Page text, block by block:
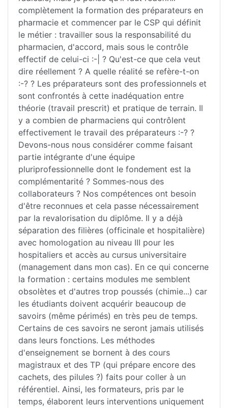
complètement la formation des préparateurs en
pharmacie et commencer par le CSP qui définit
le métier : travailler sous la responsabilité du
pharmacien, d'accord, mais sous le contrôle
effectif de celui-ci :-| ? Qu'est-ce que cela veut
dire réellement ? A quelle réalité se refère-t-on
:-? ? Les préparateurs sont des professionnels et
sont confrontés à cette inadéquation entre
théorie (travail prescrit) et pratique de terrain. Il
y a combien de pharmaciens qui contrôlent
effectivement le travail des préparateurs :-? ?
Devons-nous nous considérer comme faisant
partie intégrante d'une équipe
pluriprofessionnelle dont le fondement est la
complémentarité ? Sommes-nous des
collaborateurs ? Nos compétences ont besoin
d'être reconnues et cela passe nécessairement
par la revalorisation du diplôme. Il y a déjà
séparation des filières (officinale et hospitalière)
avec homologation au niveau III pour les
hospitaliers et accès au cursus universitaire
(management dans mon cas). En ce qui concerne
la formation : certains modules me semblent
obsolètes et d'autres trop poussés (chimie...) car
les étudiants doivent acquérir beaucoup de
savoirs (même périmés) en très peu de temps.
Certains de ces savoirs ne seront jamais utilisés
dans leurs fonctions. Les méthodes
d'enseignement se bornent à des cours
magistraux et des TP (qui prépare encore des
cachets, des pilules ?) faits pour coller à un
référentiel. Ainsi, les formateurs, pris par le
temps, élaborent leurs interventions uniquement